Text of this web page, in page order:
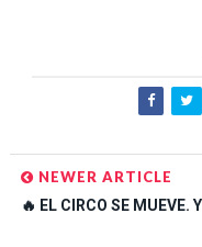
NEWER ARTICLE
🔥 EL CIRCO SE MUEVE.